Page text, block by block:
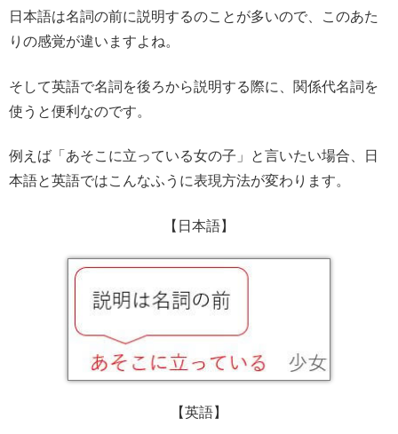
日本語は名詞の前に説明するのことが多いので、このあた
りの感覚が違いますよね。
そして英語で名詞を後ろから説明する際に、関係代名詞を
使うと便利なのです。
例えば「あそこに立っている女の子」と言いたい場合、日
本語と英語ではこんなふうに表現方法が変わります。
【日本語】
【英語】